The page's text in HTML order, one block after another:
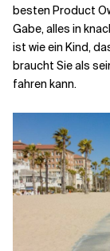
besten Product
Gabe, alles in
ist wie ein Kind,
braucht Sie als
fahren kann.